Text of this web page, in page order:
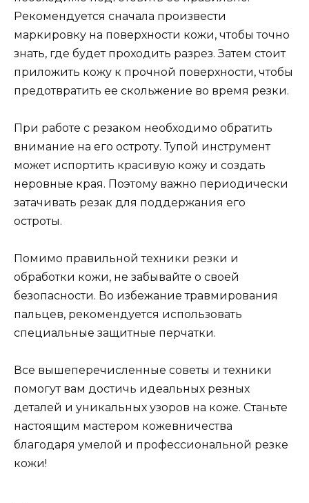
Рекомендуется сначала произвести
маркировку на поверхности кожи, чтобы точно
знать, где будет проходить разрез. Затем стоит
приложить кожу к прочной поверхности, чтобы
предотвратить ее скольжение во время резки.
При работе с резаком необходимо обратить
внимание на его остроту. Тупой инструмент
может испортить красивую кожу и создать
неровные края. Поэтому важно периодически
затачивать резак для поддержания его
остроты.
Помимо правильной техники резки и
обработки кожи, не забывайте о своей
безопасности. Во избежание травмирования
пальцев, рекомендуется использовать
специальные защитные перчатки.
Все вышеперечисленные советы и техники
помогут вам достичь идеальных резных
деталей и уникальных узоров на коже. Станьте
настоящим мастером кожевничества
благодаря умелой и профессиональной резке
кожи!